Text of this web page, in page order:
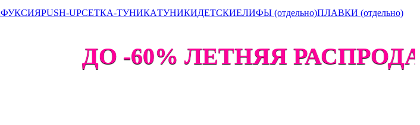
ФУКСИЯPUSH-UPСЕТКА-ТУНИКАТУНИКИДЕТСКИЕЛИФЫ (отдельно)ПЛАВКИ (отдельно)
ДО -60% ЛЕТНЯЯ